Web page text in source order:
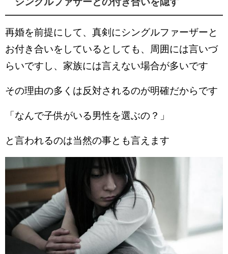
シングルファザーとの付き合いを隠す
再婚を前提にして、真剣にシングルファーザーと
お付き合いをしているとしても、周囲には言いづ
らいですし、家族には言えない場合が多いです
その理由の多くは反対されるのが明確だからです
「なんで子供がいる男性を選ぶの？」
と言われるのは当然の事とも言えます